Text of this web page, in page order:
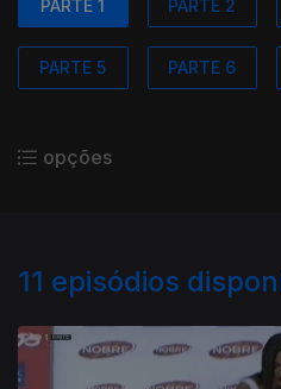
PARTE 1 PARTE 2
PARTE 5 PARTE 6
opções
11 episódios